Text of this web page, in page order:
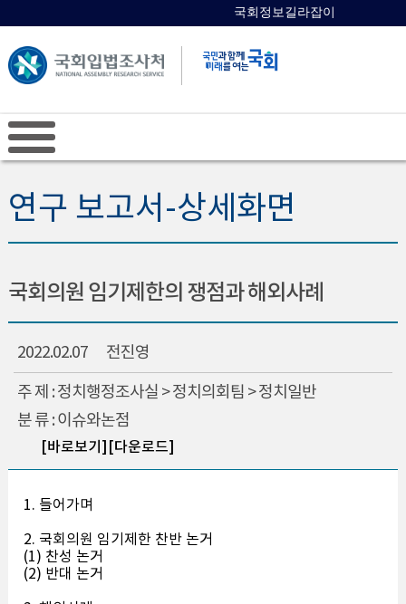
국회정보길라잡이
연구 보고서-상세화면
국회의원 임기제한의 쟁점과 해외사례
2022.02.07 전진영
주 제 : 정치행정조사실 > 정치의회팀 > 정치일반
분 류 : 이슈와논점
[바로보기] [다운로드]
1. 들어가며
2. 국회의원 임기제한 찬반 논거
(1) 찬성 논거
(2) 반대 논거